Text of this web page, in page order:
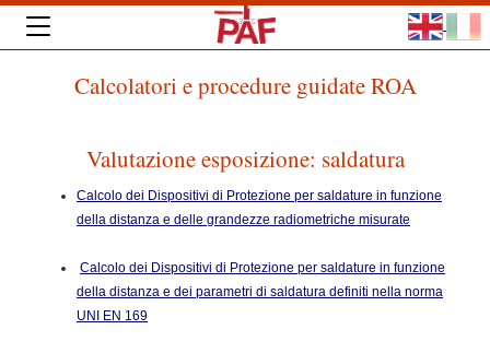
Calcolatori e procedure guidate ROA
Valutazione esposizione: saldatura
Calcolo dei Dispositivi di Protezione per saldature in funzione
della distanza e delle grandezze radiometriche misurate
Calcolo dei Dispositivi di Protezione per saldature in funzione
della distanza e dei parametri di saldatura definiti nella norma
UNI EN 169